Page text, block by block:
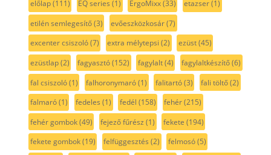
előlap(111) EQ series (1) ErgoMixx(33) etazser(1)
etilén semlegesítő(3) evőeszközkosár(7)
excenter csiszoló(7) extra mélytepsi (2) ezüst(45)
ezüstlap(2) fagyasztó(152) fagylalt(4) fagylaltkészítő(6)
fal csiszoló(1) falhoronymaró(1) falitartó(3) fali töltő(2)
falmaró(1) fedeles (1) fedél (158) fehér(215)
fehér gombok(49) fejező fűrész (1) fekete (194)
fekete gombok(19) felfüggesztés (2) felmosó(5)